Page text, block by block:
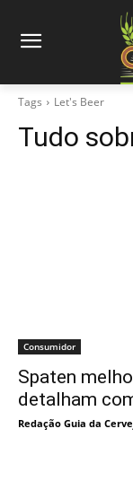
Tags Let's Beer
Tudo
Consumidor
Spaten
detalham
Redação Guia da